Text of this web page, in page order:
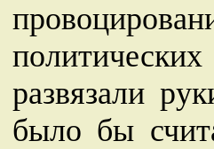
развязали
было бы